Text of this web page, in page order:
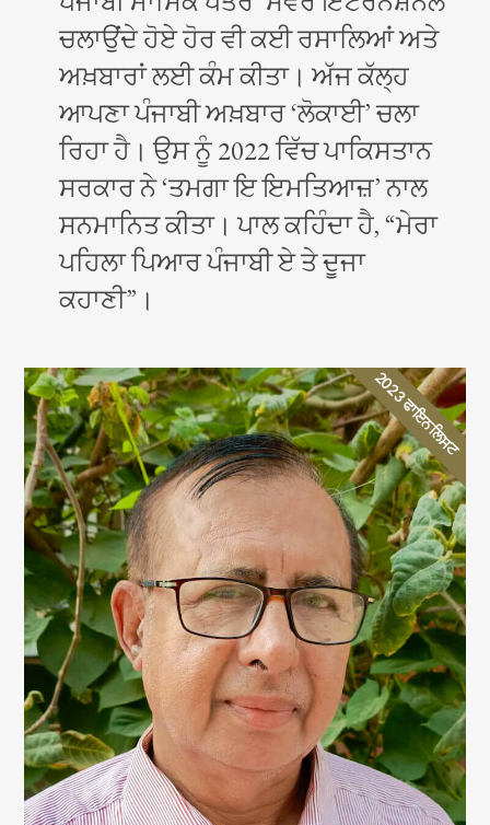
ਚਲਾਉਂਦੇ ਹੋਏ ਹੋਰ ਵੀ ਕਈ ਰਸਾਲਿਆਂ ਅਤੇ
ਅਖ਼ਬਾਰਾਂ ਲਈ ਕੰਮ ਕੀਤਾ। ਅੱਜ ਕੱਲ੍ਹ
ਆਪਣਾ ਪੰਜਾਬੀ ਅਖ਼ਬਾਰ ‘ਲੋਕਾਈ’ ਚਲਾ
ਰਿਹਾ ਹੈ। ਉਸ ਨੂੰ 2022 ਵਿੱਚ ਪਾਕਿਸਤਾਨ
ਸਰਕਾਰ ਨੇ ‘ਤਮਗਾ ਇ ਇਮਤਿਆਜ਼’ ਨਾਲ
ਸਨਮਾਨਿਤ ਕੀਤਾ। ਪਾਲ ਕਹਿੰਦਾ ਹੈ, “ਮੇਰਾ
ਪਹਿਲਾ ਪਿਆਰ ਪੰਜਾਬੀ ਏ ਤੇ ਦੂਜਾ
ਕਹਾਣੀ”।
2023 ਫਾਇਨਲਿਸਟ